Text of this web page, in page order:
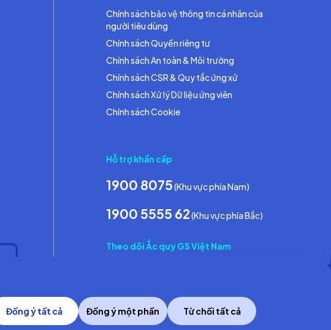
Chính sách bảo vệ thông tin cá nhân của
người tiêu dùng
Chính sách Quyền riêng tư
Chính sách An toàn & Môi trường
Chính sách CSR & Quy tắc ứng xử
Chính sách Xử lý Dữ liệu ứng viên
Chính sách Cookie
Hỗ trợ khẩn cấp
1900 8075(Khu vực phía Nam)
1900 5555 62(Khu vực phía Bắc)
Theo dõi Ắc quy GS Việt Nam
Copyright © 2014 GS Battery Vietnam Co., Ltd
Đồng ý tất cả Đồng ý một phần Từ chối tất cả